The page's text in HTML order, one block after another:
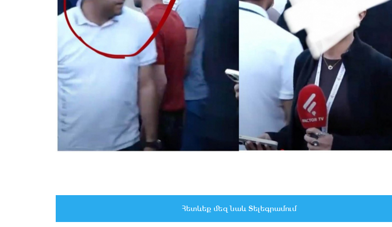
Հետևեք մեզ նաև Տելեգրամում